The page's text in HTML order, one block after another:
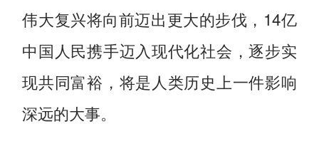
伟大复兴将向前迈出更大的步伐，14亿
中国人民携手迈入现代化社会，逐步实
现共同富裕，将是人类历史上一件影响
深远的大事。